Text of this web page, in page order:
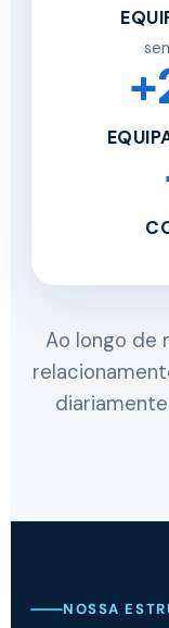
Ao longo de
NOSSA